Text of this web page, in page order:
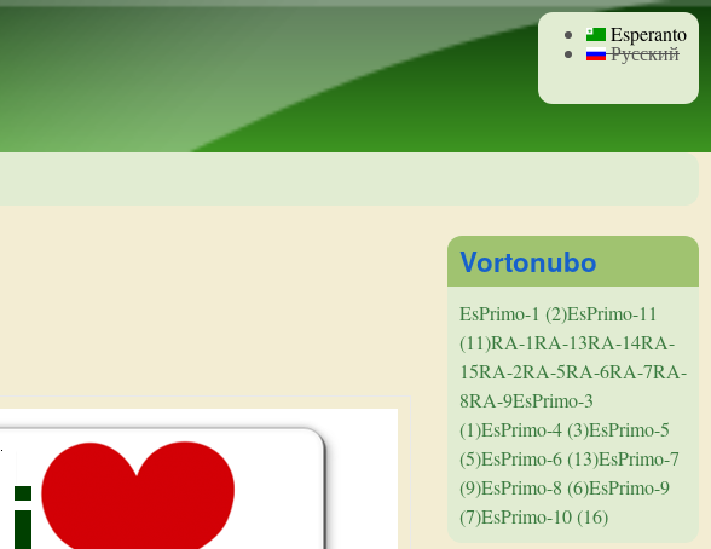
Esperanto
Русский
Vortonubo
EsPrimo-1 (2)EsPrimo-11
(11)RA-1RA-13RA-14RA-
15RA-2RA-5RA-6RA-7RA-
8RA-9EsPrimo-3
(1)EsPrimo-4 (3)EsPrimo-5
(5)EsPrimo-6 (13)EsPrimo-7
(9)EsPrimo-8 (6)EsPrimo-9
(7)EsPrimo-10 (16)